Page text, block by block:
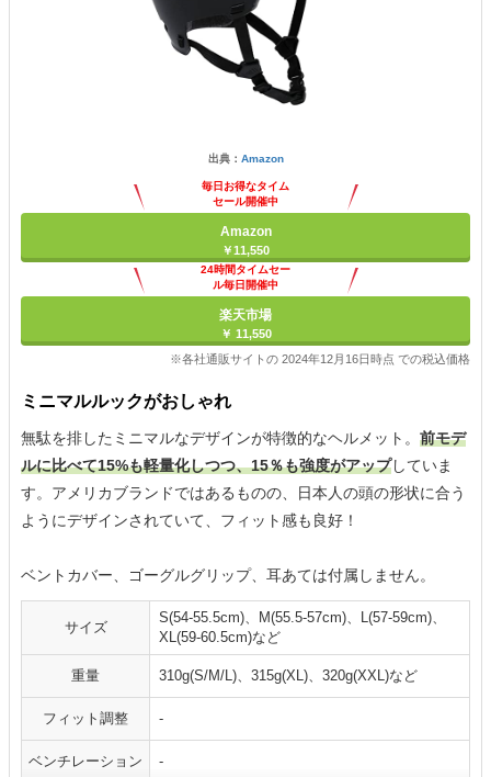
出典： Amazon
毎日お得なタイム
セール開催中
Amazon
￥11,550
24時間タイムセー
ル毎日開催中
楽天市場
￥ 11,550
※各社通販サイトの 2024年12月16日時点 での税込価格
ミニマルルックがおしゃれ
無駄を排したミニマルなデザインが特徴的なヘルメット。 前モデ
ルに比べて15%も軽量化しつつ、15％も強度がアップしていま
す。アメリカブランドではあるものの、日本人の頭の形状に合う
ようにデザインされていて、フィット感も良好！
ベントカバー、ゴーグルグリップ、耳あては付属しません。
サイズ
S(54-55.5cm)、M(55.5-57cm)、L(57-59cm)、
XL(59-60.5cm)など
重量 310g(S/M/L)、315g(XL)、320g(XXL)など
フィット調整 -
ベンチレーション -